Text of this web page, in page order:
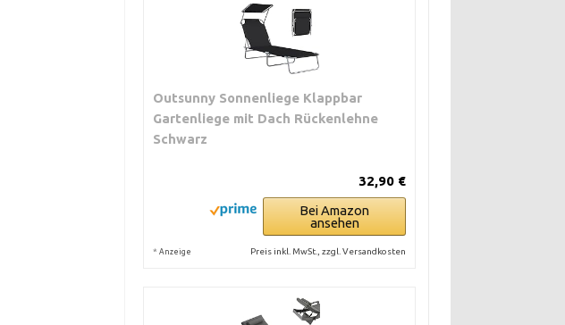
Outsunny Sonnenliege Klappbar
Gartenliege mit Dach Rückenlehne
Schwarz
32,90 €
Bei Amazon
ansehen
* Anzeige Preis inkl. MwSt., zzgl. Versandkosten